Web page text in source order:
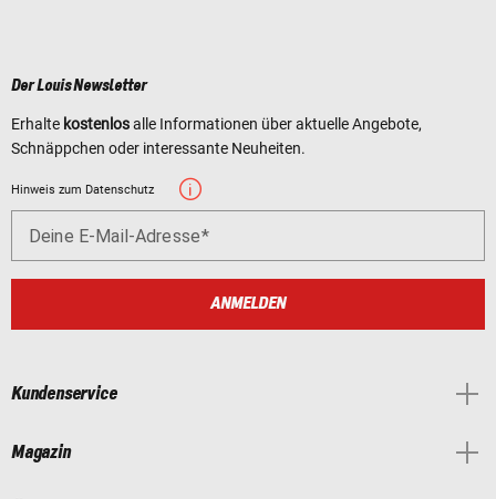
Der Louis Newsletter
Erhalte kostenlosalle Informationen über aktuelle Angebote,
Schnäppchen oder interessante Neuheiten.
Hinweis zum Datenschutz
Deine E-Mail-Adresse
ANMELDEN
Kundenservice
Magazin